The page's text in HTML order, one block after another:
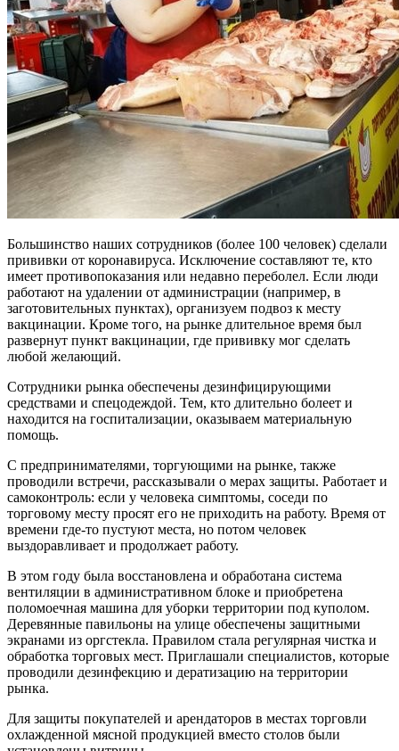
Большинство наших сотрудников (более 100 человек) сделали
прививки от коронавируса. Исключение составляют те, кто
имеет противопоказания или недавно переболел. Если люди
работают на удалении от администрации (например, в
заготовительных пунктах), организуем подвоз к месту
вакцинации. Кроме того, на рынке длительное время был
развернут пункт вакцинации, где прививку мог сделать
любой желающий.
Сотрудники рынка обеспечены дезинфицирующими
средствами и спецодеждой. Тем, кто длительно болеет и
находится на госпитализации, оказываем материальную
помощь.
С предпринимателями, торгующими на рынке, также
проводили встречи, рассказывали о мерах защиты. Работает и
самоконтроль: если у человека симптомы, соседи по
торговому месту просят его не приходить на работу. Время от
времени где-то пустуют места, но потом человек
выздоравливает и продолжает работу.
В этом году была восстановлена и обработана система
вентиляции в административном блоке и приобретена
поломоечная машина для уборки территории под куполом.
Деревянные павильоны на улице обеспечены защитными
экранами из оргстекла. Правилом стала регулярная чистка и
обработка торговых мест. Приглашали специалистов, которые
проводили дезинфекцию и дератизацию на территории
рынка.
Для защиты покупателей и арендаторов в местах торговли
охлажденной мясной продукцией вместо столов были